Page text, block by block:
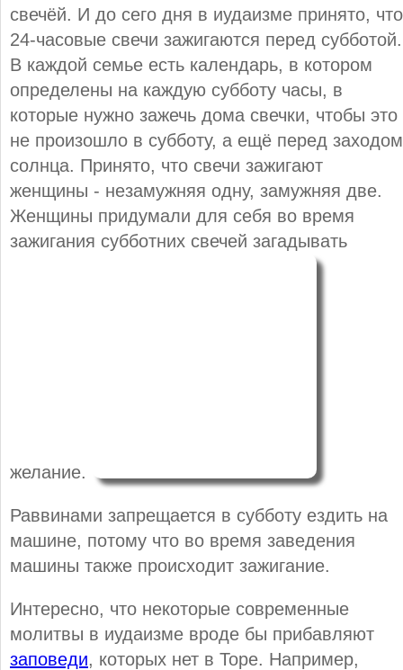
свечёй. И до сего дня в иудаизме принято, что
24-часовые свечи зажигаются перед субботой.
В каждой семье есть календарь, в котором
определены на каждую субботу часы, в
которые нужно зажечь дома свечки, чтобы это
не произошло в субботу, а ещё перед заходом
солнца. Принято, что свечи зажигают
женщины - незамужняя одну, замужняя две.
Женщины придумали для себя во время
зажигания субботних свечей загадывать
желание.
Раввинами запрещается в субботу ездить на
машине, потому что во время заведения
машины также происходит зажигание.
Интересно, что некоторые современные
молитвы в иудаизме вроде бы прибавляют
заповеди, которых нет в Торе. Например,